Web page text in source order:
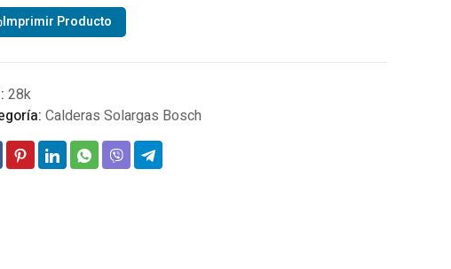
Gas
natural
Imprimir Producto
28k
Calderas Solargas Bosch